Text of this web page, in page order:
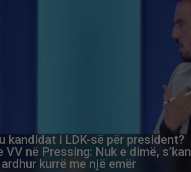
kandidat i LDK-së për president?
VV në Pressing: Nuk e dimë,
ardhur kurrë me një emër